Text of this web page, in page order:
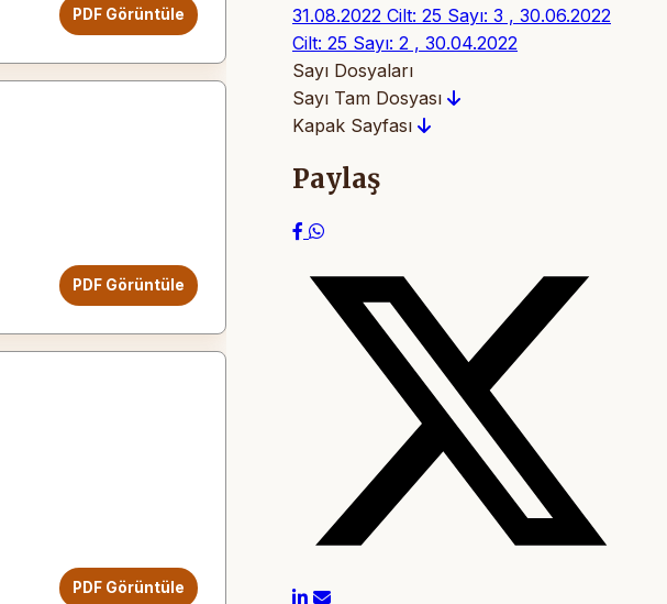
PDF Görüntüle
PDF Görüntüle
PDF Görüntüle
31.08.2022 Cilt: 25 Sayı: 3 , 30.06.2022
Cilt: 25 Sayı: 2 , 30.04.2022
Sayı Dosyaları
Sayı Tam Dosyası
Kapak Sayfası
Paylaş